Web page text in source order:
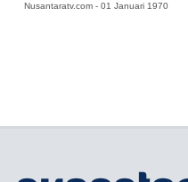
Nusantaratv.com - 01 Januari 1970